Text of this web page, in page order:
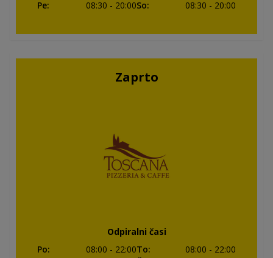
Pe: 08:30 - 20:00So: 08:30 - 20:00
Zaprto
Odpiralni časi
Po: 08:00 - 22:00To: 08:00 - 22:00